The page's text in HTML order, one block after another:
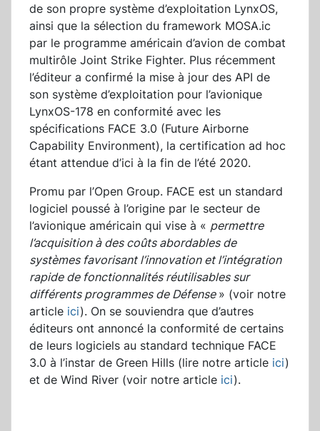
de son propre système d’exploitation LynxOS,
ainsi que la sélection du framework MOSA.ic
par le programme américain d’avion de combat
multirôle Joint Strike Fighter. Plus récemment
l’éditeur a confirmé la mise à jour des API de
son système d’exploitation pour l’avionique
LynxOS-178 en conformité avec les
spécifications FACE 3.0 (Future Airborne
Capability Environment), la certification ad hoc
étant attendue d’ici à la fin de l’été 2020.
Promu par l’Open Group. FACE est un standard
logiciel poussé à l’origine par le secteur de
l’avionique américain qui vise à « permettre
l’acquisition à des coûts abordables de
systèmes favorisant l’innovation et l’intégration
rapide de fonctionnalités réutilisables sur
différents programmes de Défense » (voir notre
article ici). On se souviendra que d’autres
éditeurs ont annoncé la conformité de certains
de leurs logiciels au standard technique FACE
3.0 à l’instar de Green Hills (lire notre article ici)
et de Wind River (voir notre article ici).